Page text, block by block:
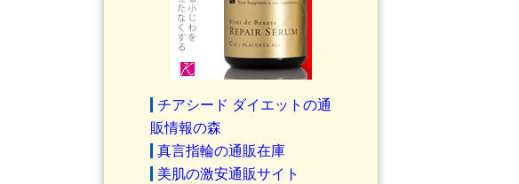
チアシード ダイエットの通
販情報の森
真言指輪の通販在庫
美肌の激安通販サイト